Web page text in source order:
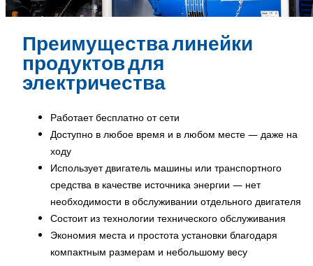
Преимущества линейки
продуктов для
электричества
Работает бесплатно от сети
Доступно в любое время и в любом месте — даже на
ходу
Использует двигатель машины или транспортного
средства в качестве источника энергии — нет
необходимости в обслуживании отдельного двигателя
Состоит из технологии технического обслуживания
Экономия места и простота установки благодаря
компактным размерам и небольшому весу